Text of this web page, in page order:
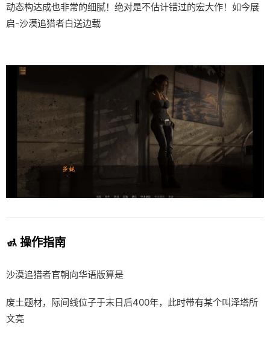
动态构达成也非常的细腻！绝对是不估计错过的宏大作！如今展
启-沙漠追猎者白送边载
🚮 操作指南
沙漠追猎者官朝向华语版算是
废土题材，际间线位子于末日后400年，此时带有某个叫泽塔所
文亮